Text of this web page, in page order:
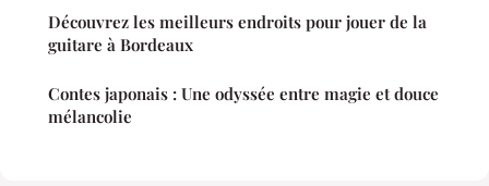
Découvrez les meilleurs endroits pour jouer de la
guitare à Bordeaux
Contes japonais : Une odyssée entre magie et douce
mélancolie